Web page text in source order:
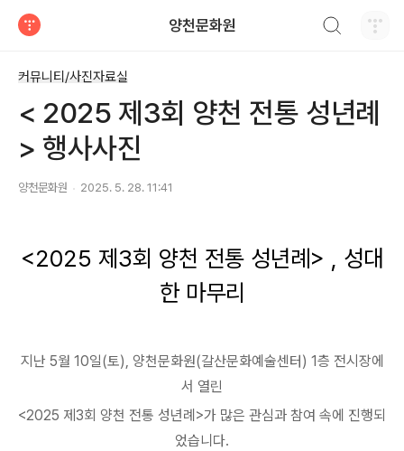
양천문화원
커뮤니티/사진자료실
< 2025 제3회 양천 전통 성년례
> 행사사진
양천문화원 2025. 5. 28. 11:41
<2025 제3회 양천 전통 성년례> , 성대
한 마무리
지난 5월 10일(토), 양천문화원(갈산문화예술센터) 1층 전시장에
서 열린
<2025 제3회 양천 전통 성년례>가 많은 관심과 참여 속에 진행되
었습니다.